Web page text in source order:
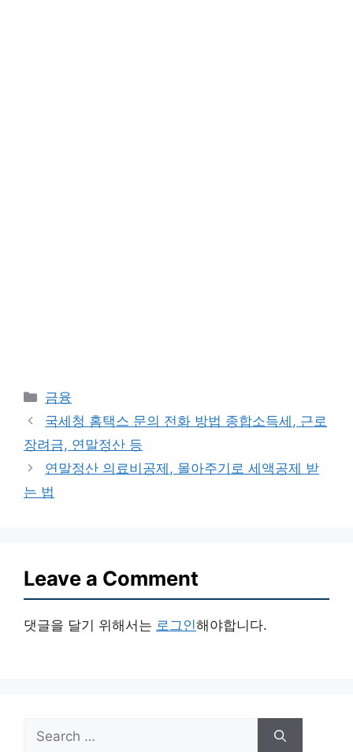
Categories
금융
국세청 홈택스 문의 전화 방법 종합소득세, 근로
장려금, 연말정산 등
연말정산 의료비공제, 몰아주기로 세액공제 받
는 법
Leave a Comment
댓글을 달기 위해서는 로그인해야합니다.
Search
for: